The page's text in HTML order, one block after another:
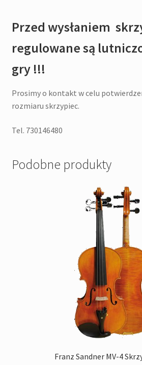
Przed wysłaniem
regulowane są
gry !!!
Prosimy o kontakt w celu
rozmiaru skrzypiec.
Tel. 730146480
Podobne produkty
Franz Sandner MV-4